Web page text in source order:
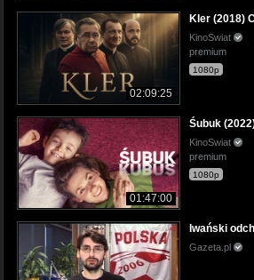
02:09:25
Kler (2018)
KinoSwiat
premium
1080p
01:47:00
Śubuk
KinoSwiat
premium
1080p
Iwański
Gazeta.pl